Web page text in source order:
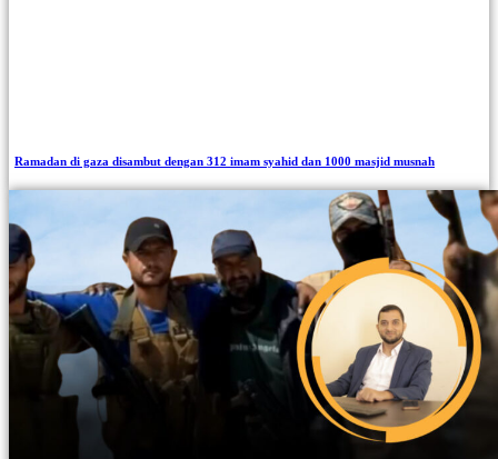
Ramadan di gaza disambut dengan 312 imam syahid dan 1000 masjid musnah